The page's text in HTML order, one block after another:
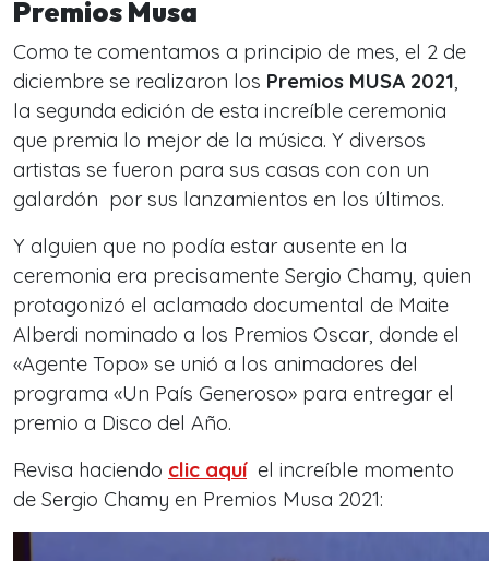
Premios Musa
Como te comentamos a principio de mes, el 2 de
diciembre se realizaron los Premios MUSA 2021,
la segunda edición de esta increíble ceremonia
que premia lo mejor de la música. Y diversos
artistas se fueron para sus casas con con un
galardón por sus lanzamientos en los últimos.
Y alguien que no podía estar ausente en la
ceremonia era precisamente Sergio Chamy, quien
protagonizó el aclamado documental de Maite
Alberdi nominado a los Premios Oscar, donde el
«Agente Topo» se unió a los animadores del
programa «Un País Generoso» para entregar el
premio a Disco del Año.
Revisa haciendo clic aquíel increíble momento
de Sergio Chamy en Premios Musa 2021: